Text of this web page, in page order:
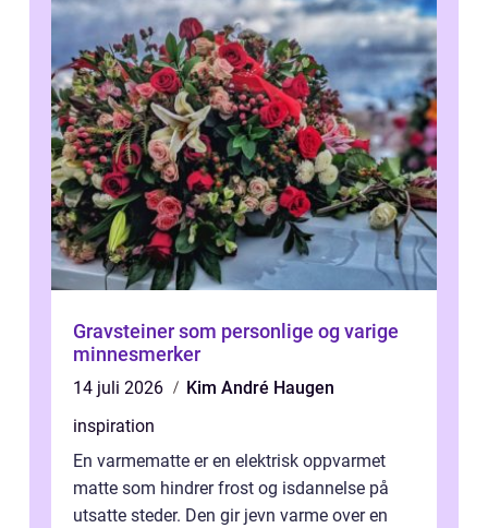
Gravsteiner som personlige og varige
minnesmerker
14 juli 2026
Kim André Haugen
inspiration
En varmematte er en elektrisk oppvarmet
matte som hindrer frost og isdannelse på
utsatte steder. Den gir jevn varme over en